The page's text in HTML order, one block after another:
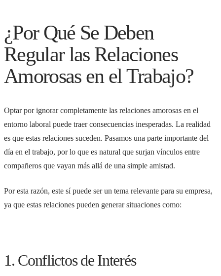
¿Por Qué Se Deben
Regular las Relaciones
Amorosas en el Trabajo?
Optar por ignorar completamente las relaciones amorosas en el
entorno laboral puede traer consecuencias inesperadas. La realidad
es que estas relaciones suceden. Pasamos una parte importante del
día en el trabajo, por lo que es natural que surjan vínculos entre
compañeros que vayan más allá de una simple amistad.
Por esta razón, este sí puede ser un tema relevante para su empresa,
ya que estas relaciones pueden generar situaciones como:
1. Conflictos de Interés